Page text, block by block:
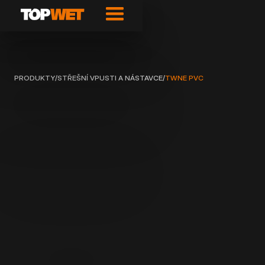
PRODUKTY/STŘEŠNÍ VPUSTI A NÁSTAVCE/TWNE PVC